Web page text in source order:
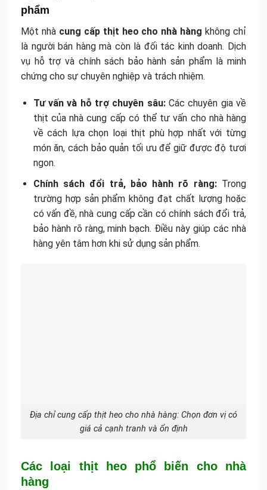
phẩm
Một nhà cung cấp thịt heo cho nhà hàng không chỉ
là người bán hàng mà còn là đối tác kinh doanh. Dịch
vụ hỗ trợ và chính sách bảo hành sản phẩm là minh
chứng cho sự chuyên nghiệp và trách nhiệm.
Tư vấn và hỗ trợ chuyên sâu:Các chuyên gia về
thịt của nhà cung cấp có thể tư vấn cho nhà hàng
về cách lựa chọn loại thịt phù hợp nhất với từng
món ăn, cách bảo quản tối ưu để giữ được độ tươi
ngon.
Chính sách đổi trả, bảo hành rõ ràng:Trong
trường hợp sản phẩm không đạt chất lượng hoặc
có vấn đề, nhà cung cấp cần có chính sách đổi trả,
bảo hành rõ ràng, minh bạch. Điều này giúp các nhà
hàng yên tâm hơn khi sử dụng sản phẩm.
Địa chỉ cung cấp thịt heo cho nhà hàng: Chọn đơn vị có
giá cả cạnh tranh và ổn định
Các loại thịt heo phổ biến cho nhà
hàng